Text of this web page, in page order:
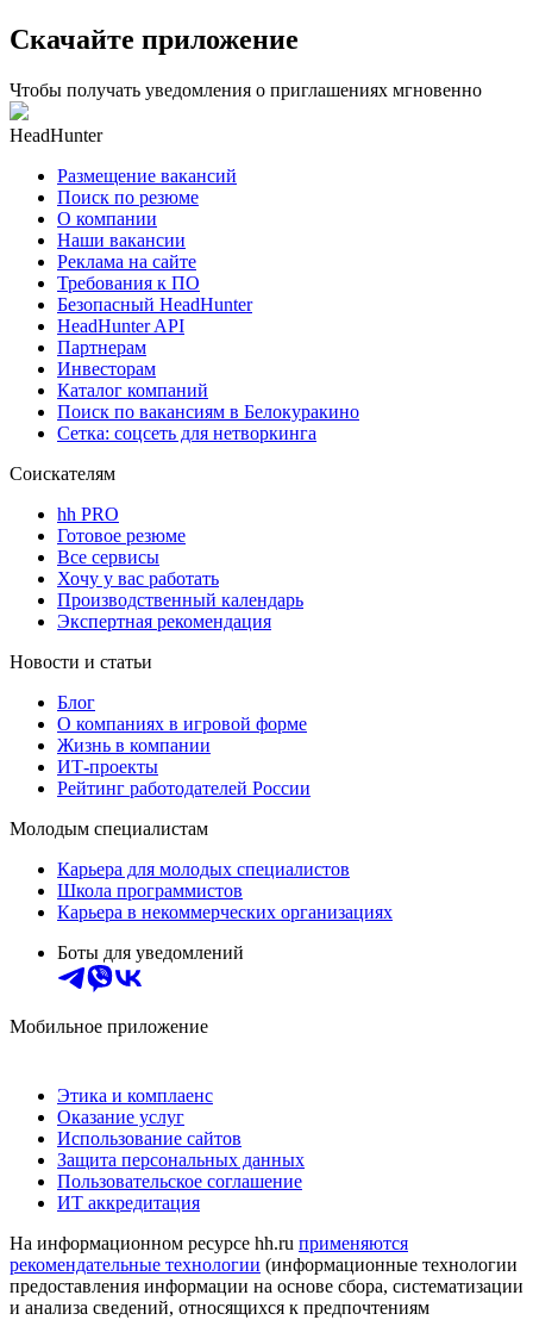
Скачайте приложение
Чтобы получать уведомления о приглашениях мгновенно
HeadHunter
Размещение вакансий
Поиск по резюме
О компании
Наши вакансии
Реклама на сайте
Требования к ПО
Безопасный HeadHunter
HeadHunter API
Партнерам
Инвесторам
Каталог компаний
Поиск по вакансиям в Белокуракино
Сетка: соцсеть для нетворкинга
Соискателям
hh PRO
Готовое резюме
Все сервисы
Хочу у вас работать
Производственный календарь
Экспертная рекомендация
Новости и статьи
Блог
О компаниях в игровой форме
Жизнь в компании
ИТ-проекты
Рейтинг работодателей России
Молодым специалистам
Карьера для молодых специалистов
Школа программистов
Карьера в некоммерческих организациях
Боты для уведомлений
Мобильное приложение
Этика и комплаенс
Оказание услуг
Использование сайтов
Защита персональных данных
Пользовательское соглашение
ИТ аккредитация
На информационном ресурсе hh.ru применяются
рекомендательные технологии (информационные технологии
предоставления информации на основе сбора, систематизации
и анализа сведений, относящихся к предпочтениям